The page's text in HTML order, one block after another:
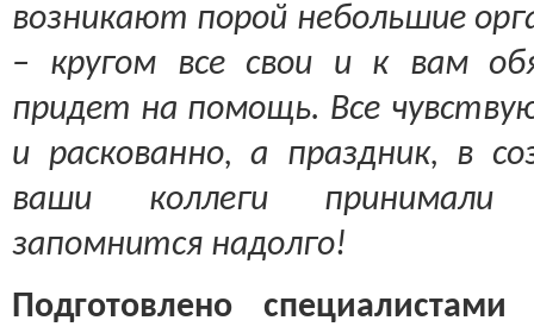
возникают порой небольшие
– кругом все свои и к вам
придет на помощь. Все
и раскованно, а праздник, в
ваши коллеги принимали
запомнится надолго!
Подготовлено